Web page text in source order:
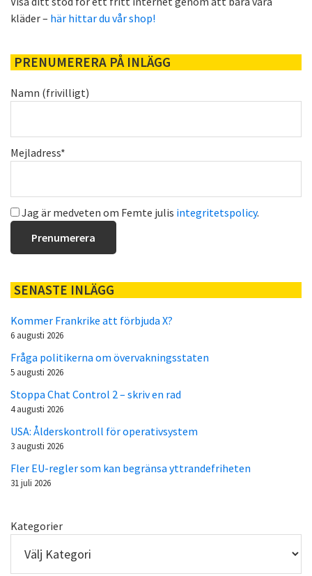
kläder – här hittar du vår shop!
PRENUMERERA PÅ INLÄGG
Namn (frivilligt)
Mejladress*
Jag är medveten om Femte julis integritetspolicy.
SENASTE INLÄGG
Kommer Frankrike att förbjuda X?
6 augusti 2026
Fråga politikerna om övervakningsstaten
5 augusti 2026
Stoppa Chat Control 2 – skriv en rad
4 augusti 2026
USA: Ålderskontroll för operativsystem
3 augusti 2026
Fler EU-regler som kan begränsa yttrandefriheten
31 juli 2026
Kategorier